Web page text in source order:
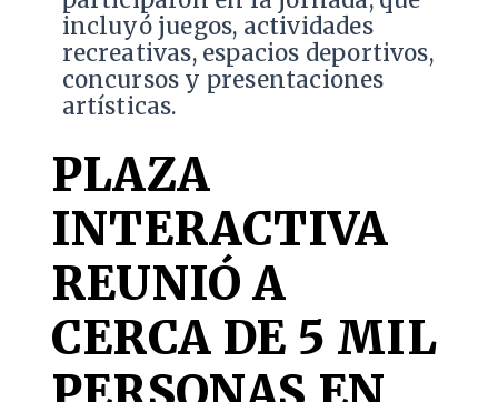
incluyó juegos, actividades
recreativas, espacios deportivos,
concursos y presentaciones
artísticas.
PLAZA
INTERACTIVA
REUNIÓ A
CERCA DE 5 MIL